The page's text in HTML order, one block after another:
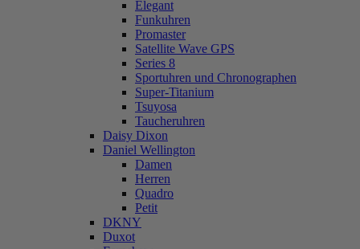
Elegant
Funkuhren
Promaster
Satellite Wave GPS
Series 8
Sportuhren und Chronographen
Super-Titanium
Tsuyosa
Taucheruhren
Daisy Dixon
Daniel Wellington
Damen
Herren
Quadro
Petit
DKNY
Duxot